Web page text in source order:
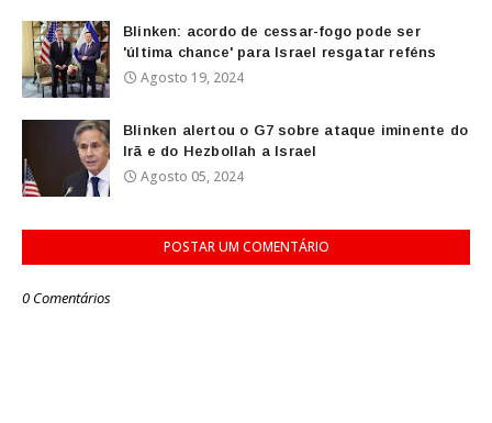
Blinken: acordo de cessar-fogo pode ser
'última chance' para Israel resgatar reféns
Agosto 19, 2024
Blinken alertou o G7 sobre ataque iminente do
Irã e do Hezbollah a Israel
Agosto 05, 2024
POSTAR UM COMENTÁRIO
0 Comentários